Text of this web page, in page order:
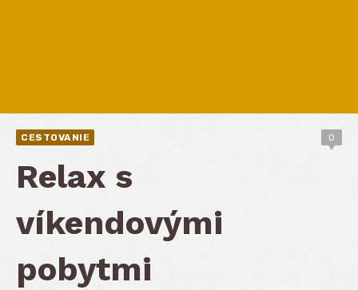
CESTOVANIE 0
Relax s
víkendovými
pobytmi